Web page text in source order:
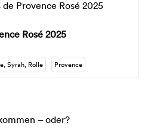
Rosé 2025
Syrah, Rolle Provence
– oder?